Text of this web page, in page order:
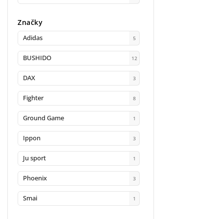
Značky
Adidas 5
BUSHIDO 12
DAX 3
Fighter 8
Ground Game 1
Ippon 3
Ju sport 1
Phoenix 3
Smai 1